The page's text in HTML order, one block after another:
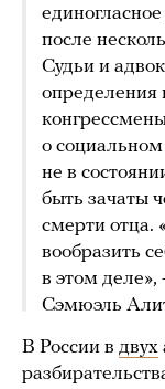
после
Судьи и
определения
о
не в
быть зачаты
смерти отца.
вообразить
в этом деле»,
Сэмюэль
В России в двух